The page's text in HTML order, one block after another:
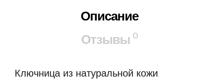
Описание
Отзывы 0
Ключница из натуральной кожи.